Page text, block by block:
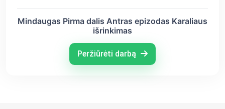
Mindaugas Pirma dalis Antras epizodas Karaliaus
išrinkimas
Peržiūrėti darbą